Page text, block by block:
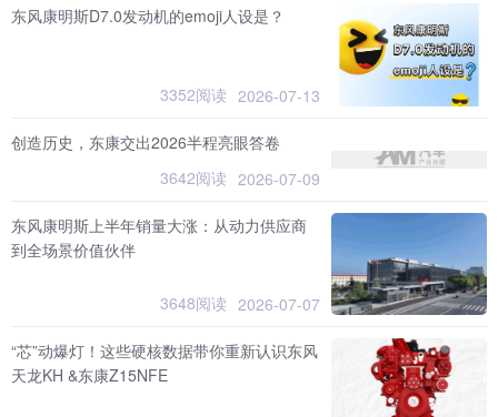
东风康明斯D7.0发动机的emoji人设是？
3352阅读 2026-07-13
创造历史，东康交出2026半程亮眼答卷
3642阅读 2026-07-09
东风康明斯上半年销量大涨：从动力供应商
到全场景价值伙伴
3648阅读 2026-07-07
“芯”动爆灯！这些硬核数据带你重新认识东风
天龙KH &东康Z15NFE